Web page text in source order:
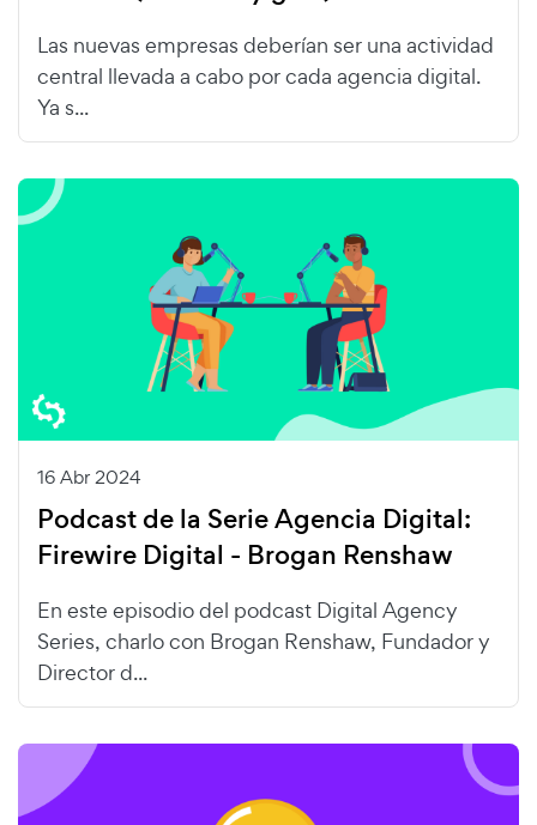
Las nuevas empresas deberían ser una actividad
central llevada a cabo por cada agencia digital.
Ya s...
16 Abr 2024
Podcast de la Serie Agencia Digital:
Firewire Digital - Brogan Renshaw
En este episodio del podcast Digital Agency
Series, charlo con Brogan Renshaw, Fundador y
Director d...